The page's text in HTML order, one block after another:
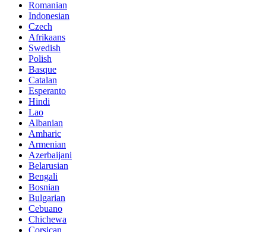
Romanian
Indonesian
Czech
Afrikaans
Swedish
Polish
Basque
Catalan
Esperanto
Hindi
Lao
Albanian
Amharic
Armenian
Azerbaijani
Belarusian
Bengali
Bosnian
Bulgarian
Cebuano
Chichewa
Corsican